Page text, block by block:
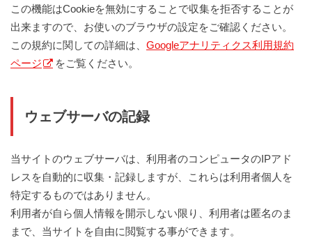
この機能はCookieを無効にすることで収集を拒否することが
出来ますので、お使いのブラウザの設定をご確認ください。
この規約に関しての詳細は、 Googleアナリティクス利用規約
ページ
をご覧ください。
ウェブサーバの記録
当サイトのウェブサーバは、利用者のコンピュータのIPアド
レスを自動的に収集・記録しますが、これらは利用者個人を
特定するものではありません。
利用者が自ら個人情報を開示しない限り、利用者は匿名のま
まで、当サイトを自由に閲覧する事ができます。